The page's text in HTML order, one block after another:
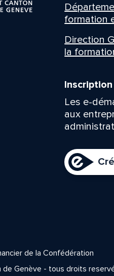
formation
Direction
la
Les e-
aux
de la Confédération
Genève - tous droits